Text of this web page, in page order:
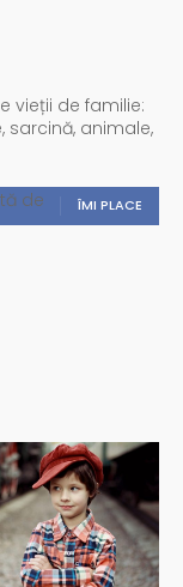
vieții de familie:
sarcină, animale,
ÎMI PLACE
de